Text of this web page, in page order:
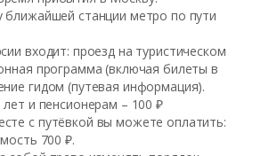
ближайшей станции метро по пути
входит: проезд на туристическом
программа (включая билеты в
гидом (путевая информация).
и пенсионерам – 100 ₽
с путёвкой вы можете оплатить:
700 ₽.